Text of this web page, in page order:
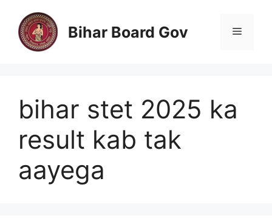
content
Bihar Board Gov Menu
bihar stet 2025 ka
result kab tak
aayega